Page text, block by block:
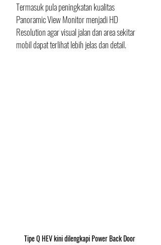
Termasuk pula peningkatan kualitas
Panoramic View Monitor menjadi HD
Resolution agar visual jalan dan area sekitar
mobil dapat terlihat lebih jelas dan detail.
Tipe Q HEV kini dilengkapi Power Back Door